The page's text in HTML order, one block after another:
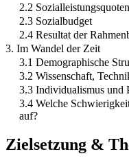
2.2 Sozialleistungsquoten
2.3 Sozialbudget
2.4 Resultat der
3. Im Wandel der Zeit
3.1 Demographische
3.2 Wissenschaft,
3.3 Individualismus und
3.4 Welche
auf?
Zielsetzung &